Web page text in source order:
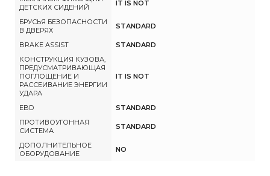
ДЕТСКИХ СИДЕНИЙ
IT IS NOT
БРУСЬЯ БЕЗОПАСНОСТИ
В ДВЕРЯХ
STANDARD
BRAKE ASSIST
STANDARD
КОНСТРУКЦИЯ КУЗОВА,
ПРЕДУСМАТРИВАЮЩАЯ
ПОГЛОЩЕНИЕ И
РАССЕИВАНИЕ ЭНЕРГИИ
УДАРА
IT IS NOT
EBD
STANDARD
ПРОТИВОУГОННАЯ
СИСТЕМА
STANDARD
ДОПОЛНИТЕЛЬНОЕ
ОБОРУДОВАНИЕ
NO